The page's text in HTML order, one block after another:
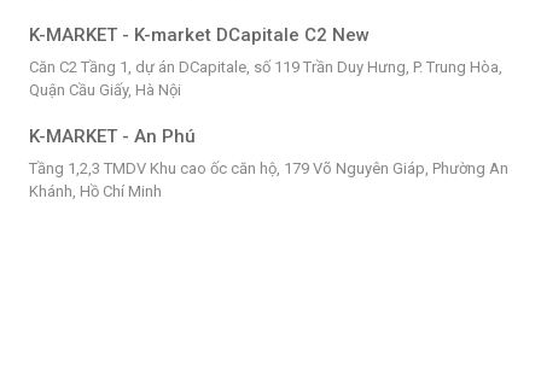
K-MARKET - K-market DCapitale C2 New
Căn C2 Tầng 1, dự án DCapitale, số 119 Trần Duy Hưng, P. Trung Hòa,
Quận Cầu Giấy, Hà Nội
K-MARKET - An Phú
Tầng 1,2,3 TMDV Khu cao ốc căn hộ, 179 Võ Nguyên Giáp, Phường An
Khánh, Hồ Chí Minh